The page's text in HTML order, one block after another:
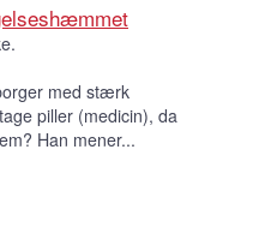
med stærk
piller (medicin), da
Han mener...